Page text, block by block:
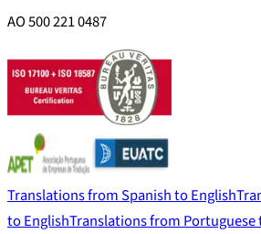
AO 500 221 0487
Translations from Spanish to English
to EnglishTranslations from Portuguese